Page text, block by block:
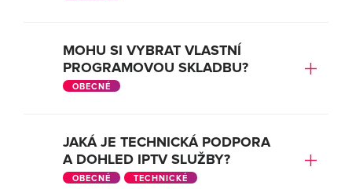
MOHU SI VYBRAT VLASTNÍ
PROGRAMOVOU SKLADBU?
OBECNÉ
JAKÁ JE TECHNICKÁ PODPORA
A DOHLED IPTV SLUŽBY?
OBECNÉ TECHNICKÉ